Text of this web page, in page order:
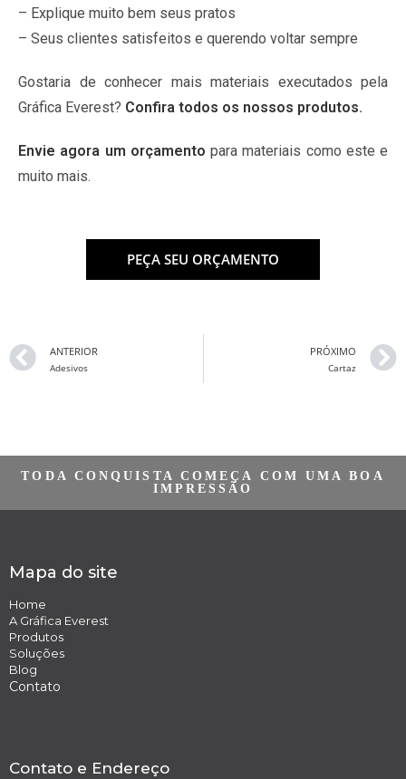
– Explique muito bem seus pratos
– Seus clientes satisfeitos e querendo voltar sempre
Gostaria de conhecer mais materiais executados pela
Gráfica Everest? Confira todos os nossos produtos.
Envie agora um orçamento para materiais como este e
muito mais.
PEÇA SEU ORÇAMENTO
ANTERIOR
Adesivos
PRÓXIMO
Cartaz
TODA CONQUISTA COMEÇA COM UMA BOA
IMPRESSÃO
Mapa do site
Home
A Gráfica Everest
Produtos
Soluções
Blog
Contato
Contato e Endereço